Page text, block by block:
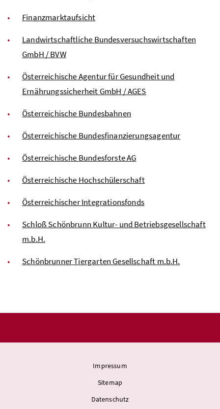
Finanzmarktaufsicht
Landwirtschaftliche Bundesversuchswirtschaften
GmbH / BVW
Österreichische Agentur für Gesundheit und
Ernährungssicherheit GmbH / AGES
Österreichische Bundesbahnen
Österreichische Bundesfinanzierungsagentur
Österreichische Bundesforste AG
Österreichische Hochschülerschaft
Österreichischer Integrationsfonds
Schloß Schönbrunn Kultur- und Betriebsgesellschaft
m.b.H.
Schönbrunner Tiergarten Gesellschaft m.b.H.
Impressum
Sitemap
Datenschutz